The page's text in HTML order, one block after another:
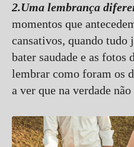
2.Uma lembrança
momentos que
cansativos, quando
bater saudade e as fotos
lembrar como foram os
a ver que na verdade